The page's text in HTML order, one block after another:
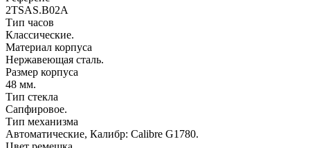
2TSAS.B02A
Тип часов
Классические.
Материал корпуса
Нержавеющая сталь.
Размер корпуса
48 мм.
Тип стекла
Сапфировое.
Тип механизма
Автоматические, Калибр: Calibre G1780.